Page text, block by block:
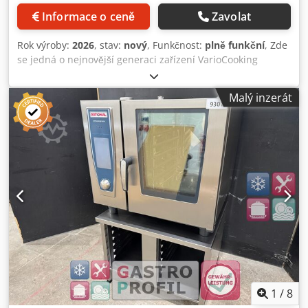
připojení: V: 400 / kW: 34 / Hz: 50 Dodpfxjzbk Efo Abrskr
Rok výroby: 2026 Objem: 150 litrů Hmotnost: 245 kg Stav:
informace: Balance Power: snížený příkon ze 41 na 34 kW
Integrovaná zásuvka 230 V Integrovaná ruční sprcha s
automatickým navíjením a dávkováním proudu Kvalitní dno
kotle bez spár s oblými rohy Sonda pro měření teploty
jádra se 6 měřicími body 1 200 programů, z nichž každý lze
naprogramovat a pojmenovat až ve 12 krocích Integrovaná
hadicová sprcha na zařízení Integrovaný odtok vody v kotli
Teplotní jednotka nastavitelná v °C nebo °F Kotel pro vaření
lze naklánět Víko s integrovaným přívodem vody
Automatické zobrazení servisních hlášení IPX5 ochrana
proti stříkající vodě USB rozhraní pro výstup dat HACCP a
aktualizace Včetně podstavce s plastovými nožičkami
Funkce: Manuální režim (30 °C – 250 °C): nastavení teploty
kapaliny, nastavení teploty dna kotle, nastavení teploty
oleje Automatické zařízení pro přesné plnění vodou podle
objemu Vaření s využitím rozdílu teplot (Delta-T) Auto Lift:
zvedací a spouštěcí zařízení (koše pro vaření a fritování)
Doprava: Dodání nebo osobní vyzvednutí po dohodě
Informace o ceně Zavolat
Rok výroby: 2026, stav: nový, Funkčnost: plně funkční, Zde
se jedná o nejnovější generaci zařízení VarioCooking
Center, konkrétně model iVario Pro L od předního výrobce
Rational. (Nástupce modelu VCC 211) Toto zařízení je
vybaveno technologií Balance Power (snížený příkon ze 27
na 21 kW). Jedná se o nové zboží, v originálním obalu, plně
funkční, s plnou zárukou výrobce. V nabídce není zahrnuto
žádné příslušenství, ale lze jej za příplatek dokoupit.
Použity jsou ilustrační fotografie, protože zboží je stále v
originálním obalu. Doporučená maloobchodní cena (MOC)
pro toto zařízení je 20 340 € netto = 24 204,6 € brutto.
Obdržíte fakturu s vyznačenou DPH. Služby: Rádi vám
pomůžeme najít certifikovaný servis Rational po celé
Německu. Hledáte konkrétní typ zařízení Rational? Zeptejte
se nás, máme přístup k rozsáhlému sortimentu použitých i
nových zařízení. Rádi vám poradíme ohledně všech typů
zařízení, ať už se jedná o SCC, CM, CMP, VCC, iVario,
iCombi Classic a Pro. Naše služby pro vás: Plná záruka
výrobce / od uvedení do provozu Kvalitní značková zařízení
Malý inzerát
1 /8